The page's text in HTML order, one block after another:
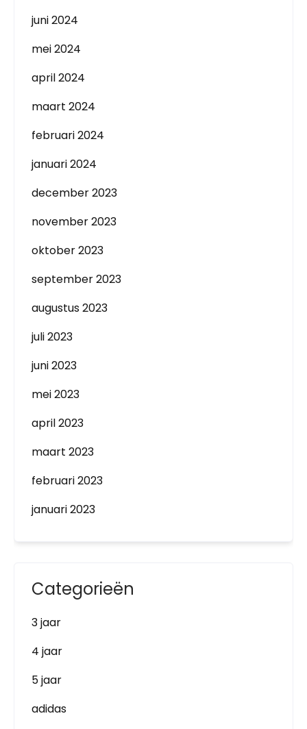
juni 2024
mei 2024
april 2024
maart 2024
februari 2024
januari 2024
december 2023
november 2023
oktober 2023
september 2023
augustus 2023
juli 2023
juni 2023
mei 2023
april 2023
maart 2023
februari 2023
januari 2023
Categorieën
3 jaar
4 jaar
5 jaar
adidas